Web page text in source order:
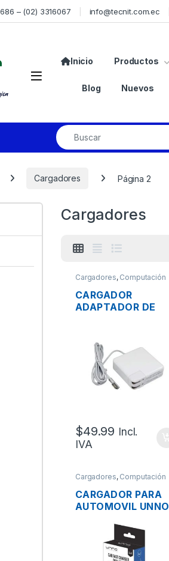
– (02) 3316067 info@tecnit.com.ec
Inicio Productos
Blog Nuevos
Cargadores Página 2
Cargadores
Cargadores, Computación
CARGADOR
ADAPTADOR DE
APPLE MAGSAFE
18.5V 4.6A 85W
$49.99 Incl.
IVA
Cargadores, Computación
CARGADOR PARA
AUTOMOVIL UNNO
PUERTOS USB CON
SALIDA 5V 3.4A